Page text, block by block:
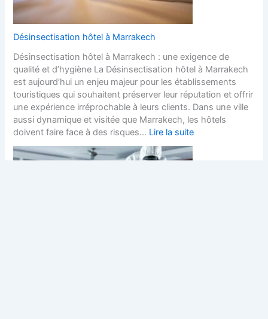
Désinsectisation hôtel à Marrakech
Désinsectisation hôtel à Marrakech : une exigence de
qualité et d’hygiène La Désinsectisation hôtel à Marrakech
est aujourd’hui un enjeu majeur pour les établissements
touristiques qui souhaitent préserver leur réputation et offrir
une expérience irréprochable à leurs clients. Dans une ville
aussi dynamique et visitée que Marrakech, les hôtels
doivent faire face à des risques… Lire la suite